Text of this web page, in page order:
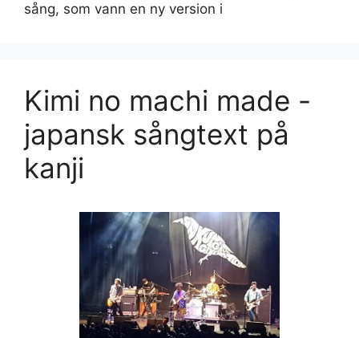
sång, som vann en ny version i
Kimi no machi made -
japansk sångtext på
kanji